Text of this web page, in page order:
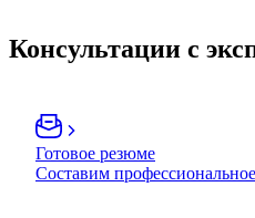
Консультации с
Готовое резюме
Составим